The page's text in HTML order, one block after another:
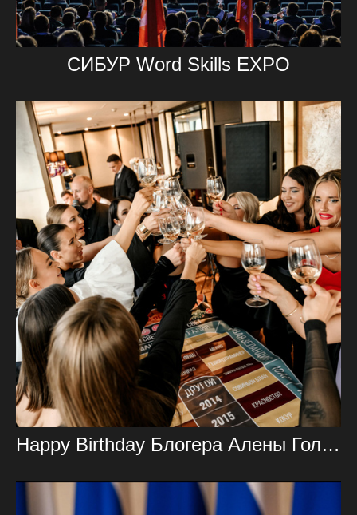
СИБУР Word Skills EXPO
Happy Birthday Блогера Алены Голосновой